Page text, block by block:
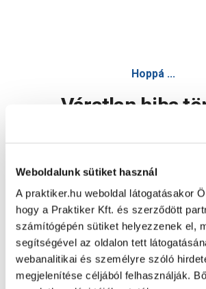
Weboldalunk sütiket használ
A praktiker.hu weboldal látogatásakor
hogy a Praktiker Kft. és szerződött
számítógépén sütiket helyezzenek el,
segítségével az oldalon tett
webanalitikai és személyre szóló
megjelenítése céljából felhasználják.
Hoppá ...
Váratlan hiba
Oldal újratöltése